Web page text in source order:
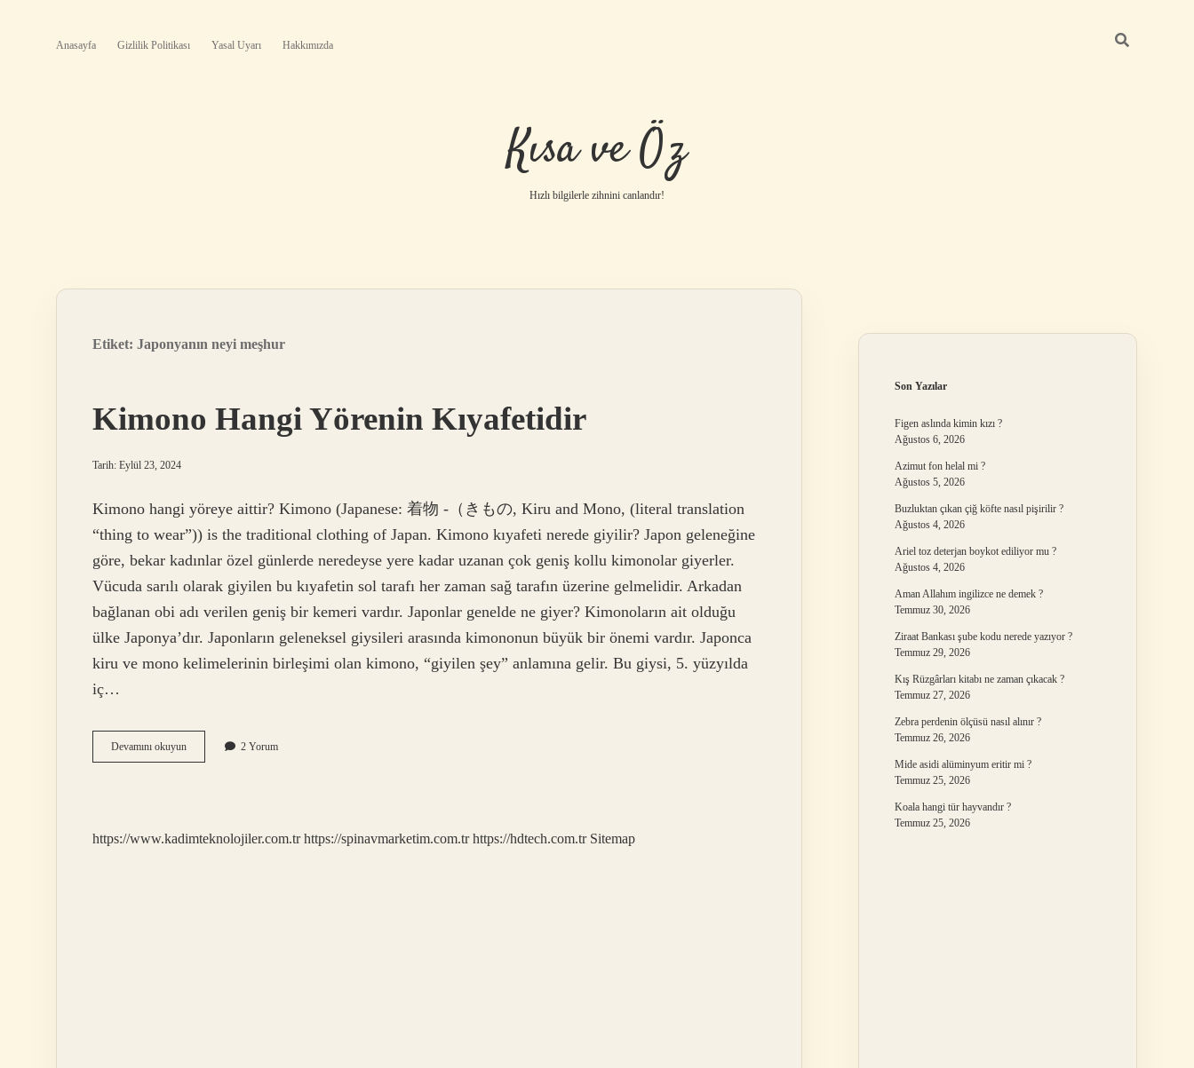
Anasayfa Gizlilik Politikası Yasal Uyarı Hakkımızda
Kısa ve Öz
Hızlı bilgilerle zihnini canlandır!
Etiket: Japonyanın neyi meşhur
Kimono Hangi Yörenin Kıyafetidir
Tarih: Eylül 23, 2024
Kimono hangi yöreye aittir? Kimono (Japanese: 着物 -（きもの, Kiru and Mono, (literal translation
“thing to wear”)) is the traditional clothing of Japan. Kimono kıyafeti nerede giyilir? Japon geleneğine
göre, bekar kadınlar özel günlerde neredeyse yere kadar uzanan çok geniş kollu kimonolar giyerler.
Vücuda sarılı olarak giyilen bu kıyafetin sol tarafı her zaman sağ tarafın üzerine gelmelidir. Arkadan
bağlanan obi adı verilen geniş bir kemeri vardır. Japonlar genelde ne giyer? Kimonoların ait olduğu
ülke Japonya’dır. Japonların geleneksel giysileri arasında kimononun büyük bir önemi vardır. Japonca
kiru ve mono kelimelerinin birleşimi olan kimono, “giyilen şey” anlamına gelir. Bu giysi, 5. yüzyılda
iç…
Devamını okuyunKimono
Hangi
2 Yorum
https://www.kadimteknolojiler.com.tr https://spinavmarketim.com.tr https://hdtech.com.tr Sitemap
Son Yazılar
Figen aslında kimin kızı ?
Ağustos 6, 2026
Azimut fon helal mi ?
Ağustos 5, 2026
Buzluktan çıkan çiğ köfte nasıl pişirilir ?
Ağustos 4, 2026
Ariel toz deterjan boykot ediliyor mu ?
Ağustos 4, 2026
Aman Allahım ingilizce ne demek ?
Temmuz 30, 2026
Ziraat Bankası şube kodu nerede yazıyor ?
Temmuz 29, 2026
Kış Rüzgârları kitabı ne zaman çıkacak ?
Temmuz 27, 2026
Zebra perdenin ölçüsü nasıl alınır ?
Temmuz 26, 2026
Mide asidi alüminyum eritir mi ?
Temmuz 25, 2026
Koala hangi tür hayvandır ?
Temmuz 25, 2026